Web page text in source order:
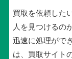
買取を依頼した
人を見つけるの
迅速に処理がで
は、買取サイト